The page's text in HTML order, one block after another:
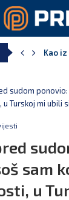
sudom
Turskoj mi ubili
sam
u